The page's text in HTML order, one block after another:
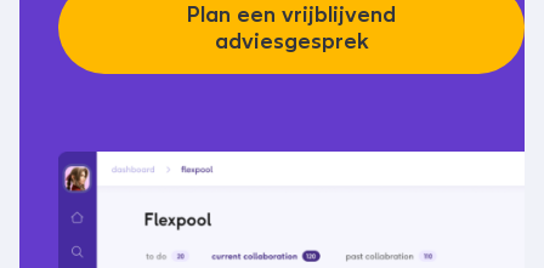
Plan een vrijblijvend
adviesgesprek